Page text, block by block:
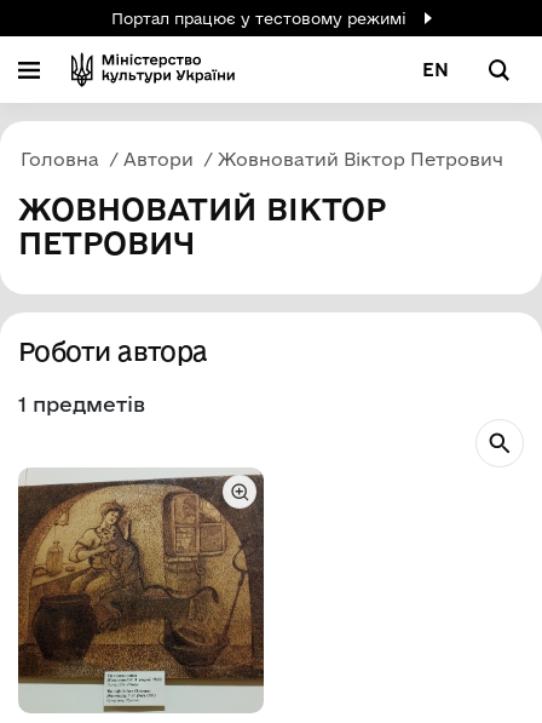
Портал працює у тестовому режимі
EN
Головна Автори Жовноватий Віктор Петрович
ЖОВНОВАТИЙ ВІКТОР
ПЕТРОВИЧ
Роботи автора
1 предметів